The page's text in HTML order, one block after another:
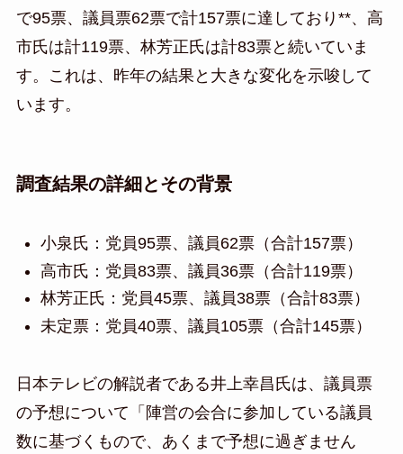
で95票、議員票62票で計157票に達しており**、高
市氏は計119票、林芳正氏は計83票と続いていま
す。これは、昨年の結果と大きな変化を示唆して
います。
調査結果の詳細とその背景
小泉氏：党員95票、議員62票（合計157票）
高市氏：党員83票、議員36票（合計119票）
林芳正氏：党員45票、議員38票（合計83票）
未定票：党員40票、議員105票（合計145票）
日本テレビの解説者である井上幸昌氏は、議員票
の予想について「陣営の会合に参加している議員
数に基づくもので、あくまで予想に過ぎません